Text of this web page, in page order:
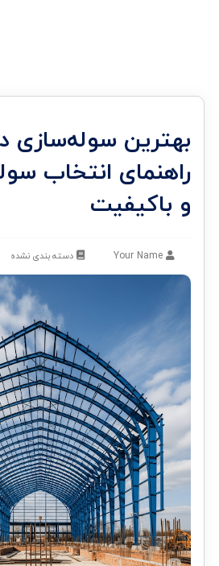
بهترین سوله‌سازی
راهنمای انتخاب
و باکیفیت
Your Name دسته بندی نشده